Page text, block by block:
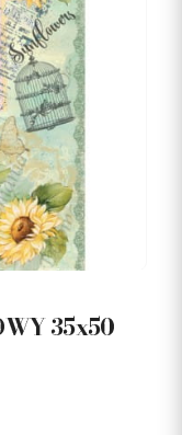
35x50